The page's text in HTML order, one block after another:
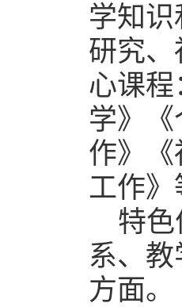
学知
研究
心课
学》
作》
工作》
特
系、
方面